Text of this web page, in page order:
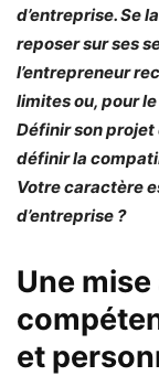
d’entreprise. Se
reposer sur ses
l’entrepreneur
limites ou, pour
Définir son projet
définir la
Votre caractère
d’entreprise ?
Une
et